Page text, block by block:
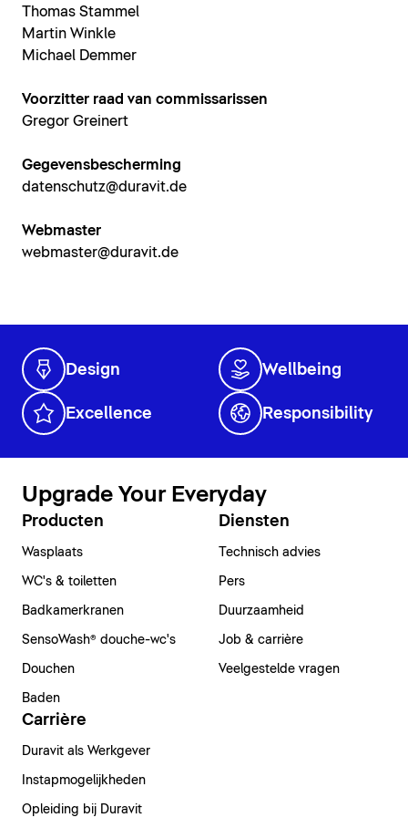
Thomas Stammel
Martin Winkle
Michael Demmer
Voorzitter raad van commissarissen
Gregor Greinert
Gegevensbescherming
datenschutz@duravit.de
Webmaster
webmaster@duravit.de
Design Wellbeing
Excellence Responsibility
Upgrade Your Everyday
Producten
Wasplaats
WC's & toiletten
Badkamerkranen
SensoWash® douche-wc's
Douchen
Baden
Diensten
Technisch advies
Pers
Duurzaamheid
Job & carrière
Veelgestelde vragen
Carrière
Duravit als Werkgever
Instapmogelijkheden
Opleiding bij Duravit